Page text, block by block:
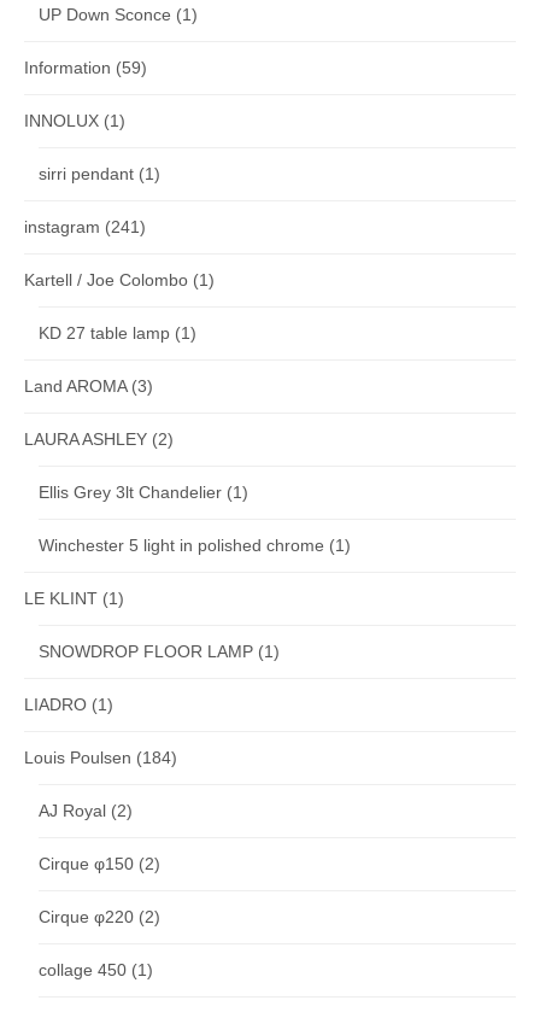
UP Down Sconce (1)
Information (59)
INNOLUX (1)
sirri pendant (1)
instagram (241)
Kartell / Joe Colombo (1)
KD 27 table lamp (1)
Land AROMA(3)
LAURA ASHLEY (2)
Ellis Grey 3lt Chandelier (1)
Winchester 5 light in polished chrome (1)
LE KLINT (1)
SNOWDROP FLOOR LAMP (1)
LIADRO (1)
Louis Poulsen (184)
AJ Royal (2)
Cirque φ150 (2)
Cirque φ220 (2)
collage 450 (1)